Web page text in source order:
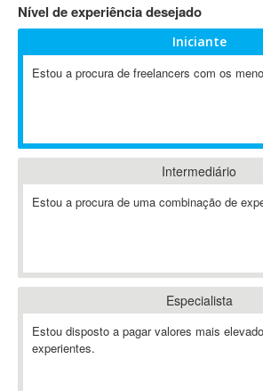
802.11
A-GPS
ABAP
Abaqus
ABBYY FineReader
Ableton
Ableton Push
Abstract
Nível de experiência desejado
Iniciante
Estou a procura de freelancers com os
Intermediário
Estou a procura de uma combinação de
Especialista
Estou disposto a pagar valores mais
experientes.